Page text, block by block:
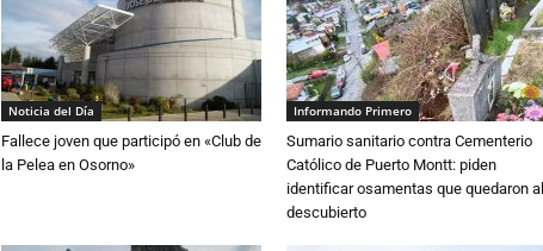
Noticia del Día
Fallece joven que participó en «Club de
la Pelea en Osorno»
Informando Primero
Sumario sanitario contra Cementerio
Católico de Puerto Montt: piden
identificar osamentas que quedaron al
descubierto